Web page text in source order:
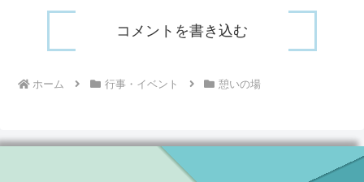
コメントを書き込む
ホーム 行事・イベント 憩いの場